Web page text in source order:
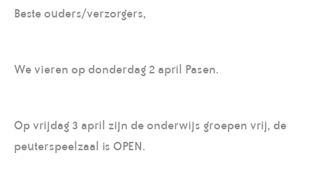
Beste ouders/verzorgers,
We vieren op donderdag 2 april Pasen.
Op vrijdag 3 april zijn de onderwijs groepen vrij, de
peuterspeelzaal is OPEN.